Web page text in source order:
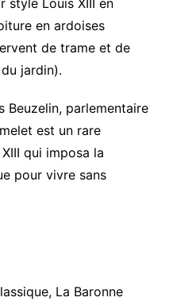
style Louis XIII en
en ardoises
de trame et de
jardin).
Beuzelin, parlementaire
est un rare
qui imposa la
pour vivre sans
La Baronne